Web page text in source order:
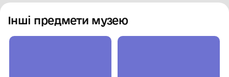
Інші предмети музею